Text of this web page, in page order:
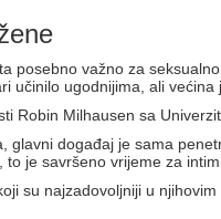
posebno važno za
učinilo ugodnijima, ali
Robin Milhausen sa
glavni događaj je sama
je savršeno vrijeme za
su najzadovoljniji u